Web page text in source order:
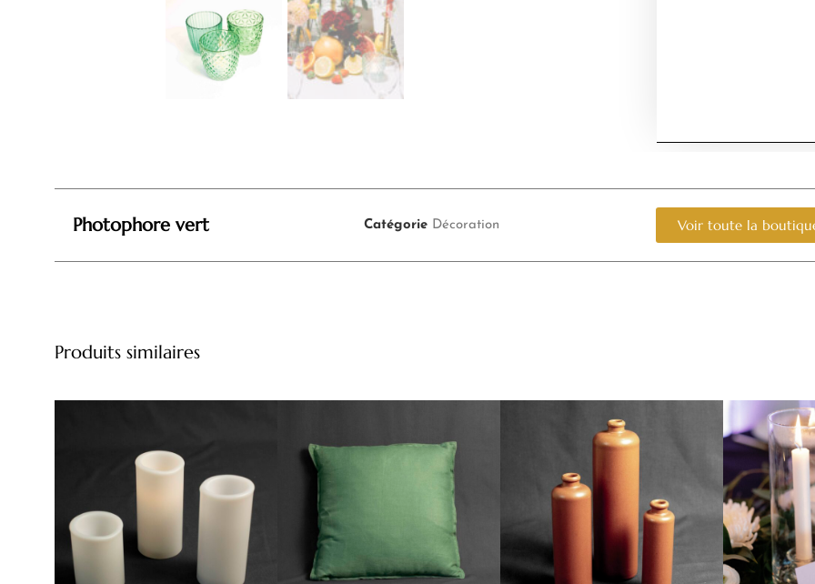
Photophore vert Catégorie Décoration Voir toute la
Produits similaires